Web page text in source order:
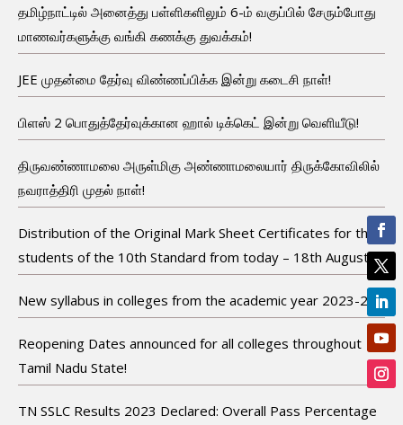
தமிழ்நாட்டில் அனைத்து பள்ளிகளிலும் 6-ம் வகுப்பில் சேரும்போது
மாணவர்களுக்கு வங்கி கணக்கு துவக்கம்!
JEE முதன்மை தேர்வு விண்ணப்பிக்க இன்று கடைசி நாள்!
பிளஸ் 2 பொதுத்தேர்வுக்கான ஹால் டிக்கெட் இன்று வெளியீடு!
திருவண்ணாமலை அருள்மிகு அண்ணாமலையார் திருக்கோவிலில்
நவராத்திரி முதல் நாள்!
Distribution of the Original Mark Sheet Certificates for the
students of the 10th Standard from today – 18th August!
New syllabus in colleges from the academic year 2023-24!
Reopening Dates announced for all colleges throughout
Tamil Nadu State!
TN SSLC Results 2023 Declared: Overall Pass Percentage